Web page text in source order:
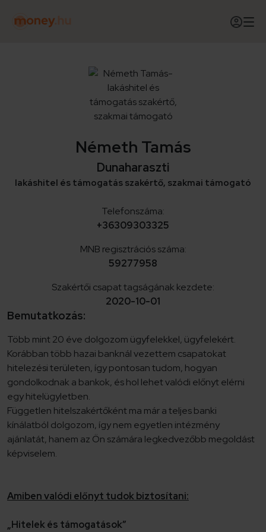
Németh Tamás
Dunaharaszti
lakáshitel és támogatás szakértő, szakmai támogató
Telefonszáma:
+36309303325
MNB regisztrációs száma:
59277958
Szakértői csapat tagságának kezdete:
2020-10-01
Bemutatkozás:
Több mint 20 éve dolgozom ügyfelekkel, ügyfelekért.
Korábban több hazai banknál vezettem csapatokat
hitelezési területen, így pontosan tudom, hogyan
gondolkodnak a bankok, és hol lehet valódi előnyt elérni
egy hitelügyletben.
Független hitelszakértőként ma már a teljes banki
kínálatból dolgozom, így nem egyetlen intézmény
ajánlatát, hanem az Ön számára legkedvezőbb megoldást
képviselem.
Amiben valódi előnyt tudok biztosítani:
„Hitelek és támogatások”